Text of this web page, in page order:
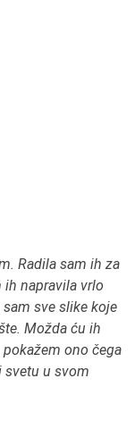
Radila sam ih za
ih napravila vrlo
sve slike koje
Možda ću ih
ono čega
svetu u svom